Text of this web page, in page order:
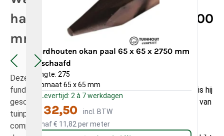
hardhouten paal 50 x 50 x 1000
mm gebruikt?
Deze hardhouten paal wordt voornamelijk gebruikt als
funderingspaal voor vlonders en terrassen. Daarnaast is hij
geschikt voor lichte grondconstructies, het uitzetten van
tuinprojecten en andere toepassingen waarbij een
compacte maar sterke paal nodig is. Dankzij de hoge
Hardhouten okan paal 65 x 65 x 2750 mm
geschaafd
Lengte: 275
Kopmaat 65 x 65 mm
Levertijd: 2 à 7 werkdagen
€ 32,50
incl. BTW
Vanaf€ 11,82 per meter